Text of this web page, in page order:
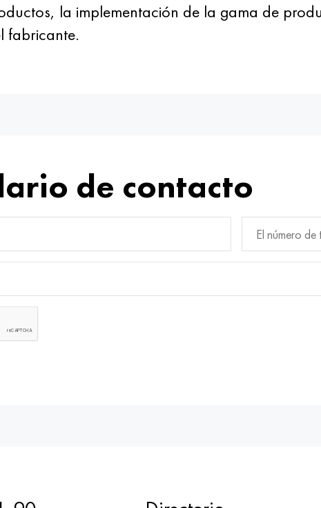
la implementación de la gama de
fabricante.
de contacto